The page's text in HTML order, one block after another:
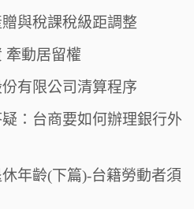
與稅課稅級距調整
牽動居留權
有限公司清算程序
：台商要如何辦理銀行外
年齡(下篇)-台籍勞動者須